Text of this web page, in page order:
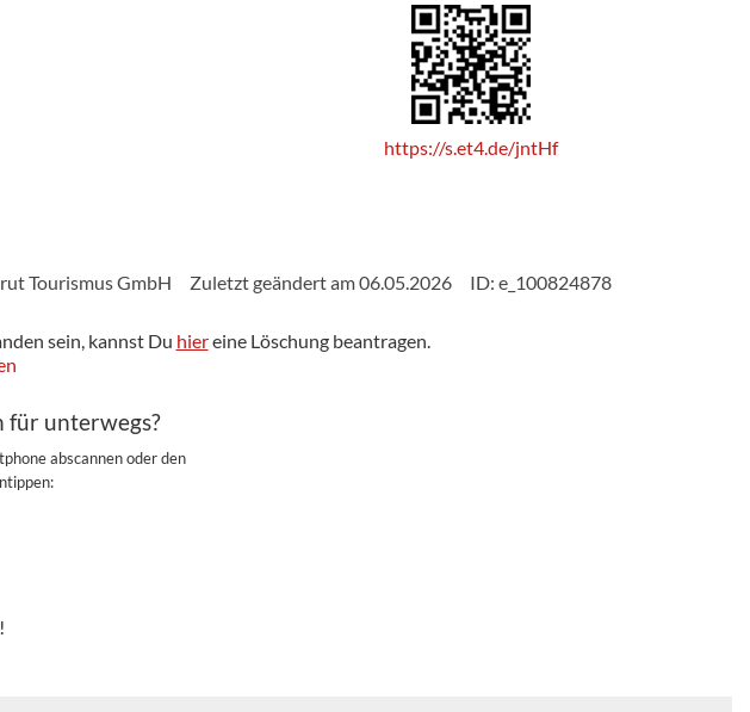
https://s.et4.de/jntHf
Tourismus GmbH Zuletzt geändert am 06.05.2026 ID: e_100824878
sein, kannst Du hiereine Löschung beantragen.
für unterwegs?
abscannen oder den